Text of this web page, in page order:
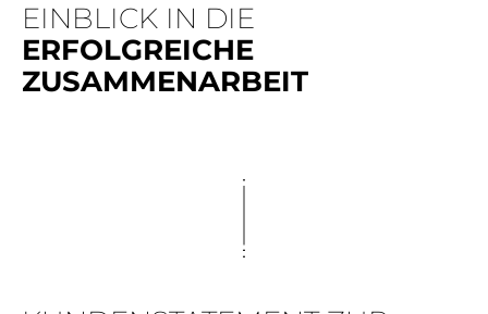
EINBLICK IN DIE
ERFOLGREICHE
ZUSAMMENARBEIT